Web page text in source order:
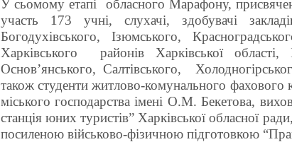
У сьомому етапі обласного Марафону,
участь 173 учні, слухачі, здобувачі
Богодухівського, Ізюмського,
Харківського районів Харківської області,
Основ’янського, Салтівського,
також студенти житлово-комунального фахового
міського господарства імені О.М. Бекетова,
станція юних туристів” Харківської обласної
посиленою військово-фізичною підготовкою